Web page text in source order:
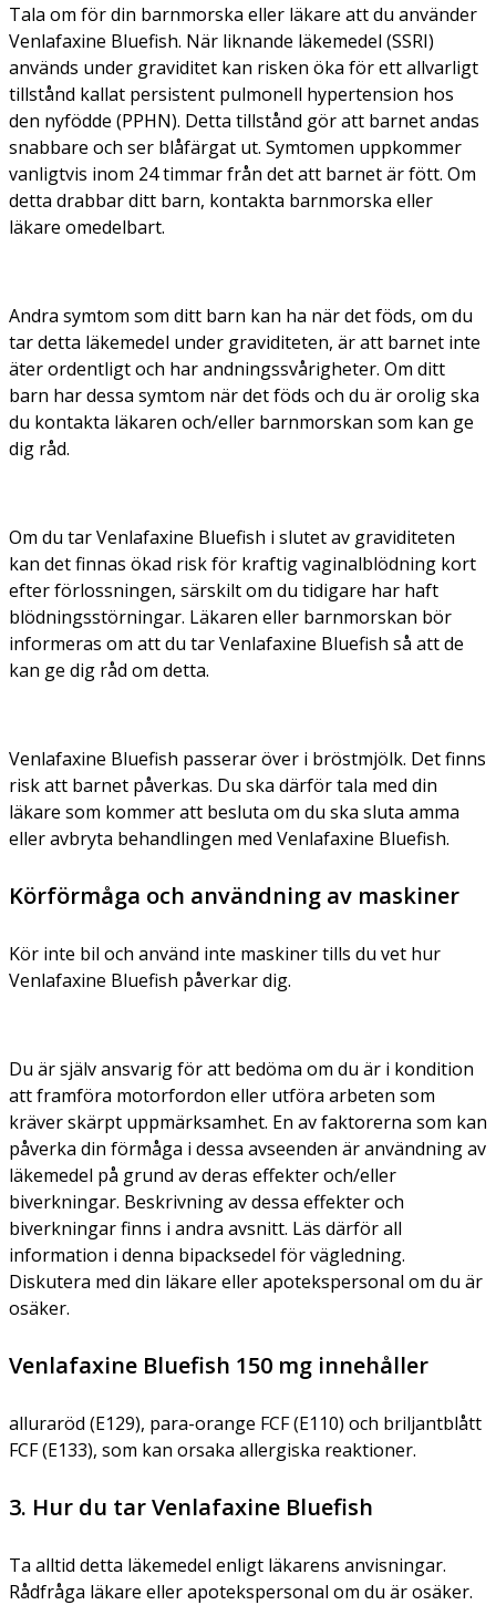
Tala om för din barnmorska eller läkare att du använder
Venlafaxine Bluefish. När liknande läkemedel (SSRI)
används under graviditet kan risken öka för ett allvarligt
tillstånd kallat persistent pulmonell hypertension hos
den nyfödde (PPHN). Detta tillstånd gör att barnet andas
snabbare och ser blåfärgat ut. Symtomen uppkommer
vanligtvis inom 24 timmar från det att barnet är fött. Om
detta drabbar ditt barn, kontakta barnmorska eller
läkare omedelbart.
Andra symtom som ditt barn kan ha när det föds, om du
tar detta läkemedel under graviditeten, är att barnet inte
äter ordentligt och har andningssvårigheter. Om ditt
barn har dessa symtom när det föds och du är orolig ska
du kontakta läkaren och/eller barnmorskan som kan ge
dig råd.
Om du tar Venlafaxine Bluefish i slutet av graviditeten
kan det finnas ökad risk för kraftig vaginalblödning kort
efter förlossningen, särskilt om du tidigare har haft
blödningsstörningar. Läkaren eller barnmorskan bör
informeras om att du tar Venlafaxine Bluefish så att de
kan ge dig råd om detta.
Venlafaxine Bluefish passerar över i bröstmjölk. Det finns
risk att barnet påverkas. Du ska därför tala med din
läkare som kommer att besluta om du ska sluta amma
eller avbryta behandlingen med Venlafaxine Bluefish.
Körförmåga och användning av maskiner
Kör inte bil och använd inte maskiner tills du vet hur
Venlafaxine Bluefish påverkar dig.
Du är själv ansvarig för att bedöma om du är i kondition
att framföra motorfordon eller utföra arbeten som
kräver skärpt uppmärksamhet. En av faktorerna som kan
påverka din förmåga i dessa avseenden är användning av
läkemedel på grund av deras effekter och/eller
biverkningar. Beskrivning av dessa effekter och
biverkningar finns i andra avsnitt. Läs därför all
information i denna bipacksedel för vägledning.
Diskutera med din läkare eller apotekspersonal om du är
osäker.
Venlafaxine Bluefish 150 mg innehåller
alluraröd (E129), para-orange FCF (E110) och briljantblått
FCF (E133), som kan orsaka allergiska reaktioner.
3. Hur du tar Venlafaxine Bluefish
Ta alltid detta läkemedel enligt läkarens anvisningar.
Rådfråga läkare eller apotekspersonal om du är osäker.